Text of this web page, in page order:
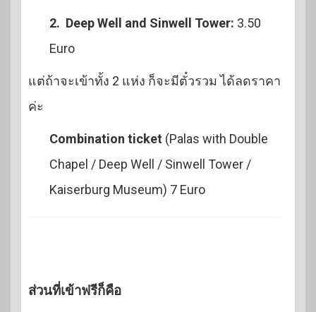
2. Deep Well and Sinwell Tower: 3.50
Euro
แต่ถ้าจะเข้าทั้ง 2 แห่ง ก็จะมีตั๋วรวม ได้ลดราคา
ค่ะ
Combination ticket (Palas with Double
Chapel / Deep Well / Sinwell Tower /
Kaiserburg Museum) 7 Euro
ส่วนที่เข้าฟรีก็คือ